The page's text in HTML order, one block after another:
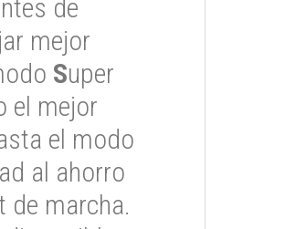
de
mejor
Super
el mejor
el modo
al ahorro
de marcha.